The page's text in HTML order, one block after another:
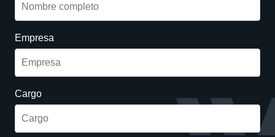
Empresa
Cargo